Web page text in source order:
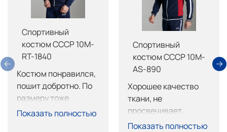
Спортивный
костюм СССР 10M-
RT-1840
Костюм понравился,
пошит добротно. По
размеру тоже
нормально, брюки
Показать полностью
Спортивный
костюм СССР 10M-
AS-890
Хорошее качество
ткани, не
просвечивает,
пошив тоже на
Показать полностью